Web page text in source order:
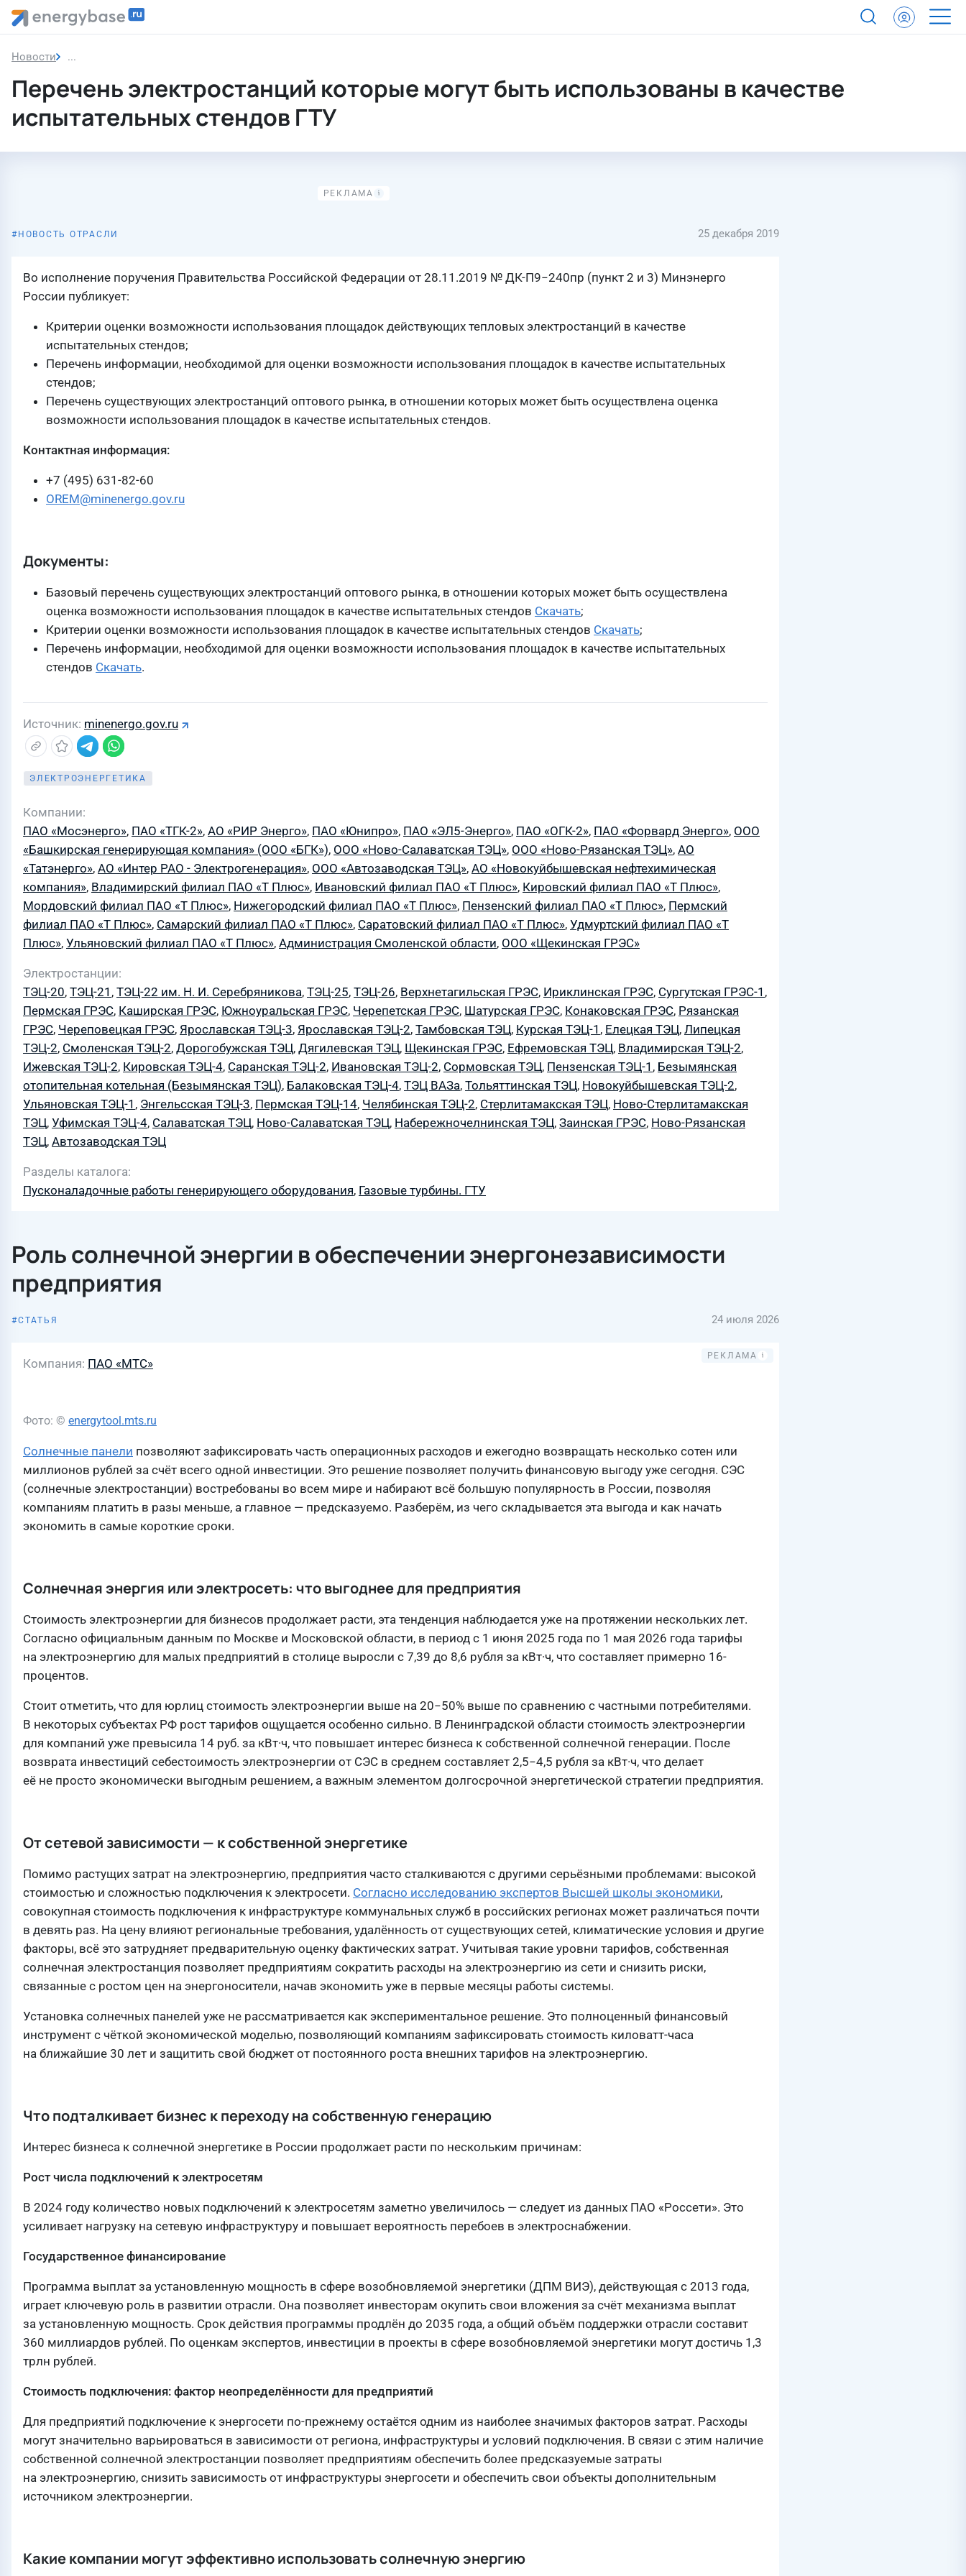
Новости Перечень электростанций которые могут быть использованы в качестве испытательных стендов ГТУ
Перечень электростанций которые могут быть использованы в качестве
испытательных стендов ГТУ
НОВОСТЬ ОТРАСЛИ 25 декабря 2019
Во исполнение поручения Правительства Российской Федерации от 28.11.2019 № ДК-П9−240пр (пункт 2 и 3) Минэнерго
России публикует:
Критерии оценки возможности использования площадок действующих тепловых электростанций в качестве
испытательных стендов;
Перечень информации, необходимой для оценки возможности использования площадок в качестве испытательных
стендов;
Перечень существующих электростанций оптового рынка, в отношении которых может быть осуществлена оценка
возможности использования площадок в качестве испытательных стендов.
Контактная информация:
+7 (495) 631-82-60
OREM@minenergo.gov.ru
Документы:
Базовый перечень существующих электростанций оптового рынка, в отношении которых может быть осуществлена
оценка возможности использования площадок в качестве испытательных стендов Скачать;
Критерии оценки возможности использования площадок в качестве испытательных стендов Скачать;
Перечень информации, необходимой для оценки возможности использования площадок в качестве испытательных
стендов Скачать.
Источник minenergo.gov.ru
ЭЛЕКТРОЭНЕРГЕТИКА
Компании
ПАО «Мосэнерго», ПАО «ТГК-2», АО «РИР Энерго», ПАО «Юнипро», ПАО «ЭЛ5-Энерго», ПАО «ОГК-2», ПАО «Форвард Энерго», ООО
«Башкирская генерирующая компания» (ООО «БГК»), ООО «Ново-Салаватская ТЭЦ», ООО «Ново-Рязанская ТЭЦ», АО
«Татэнерго», АО «Интер РАО - Электрогенерация», ООО «Автозаводская ТЭЦ», АО «Новокуйбышевская нефтехимическая
компания», Владимирский филиал ПАО «Т Плюс», Ивановский филиал ПАО «Т Плюс», Кировский филиал ПАО «Т Плюс»,
Мордовский филиал ПАО «Т Плюс», Нижегородский филиал ПАО «Т Плюс», Пензенский филиал ПАО «Т Плюс», Пермский
филиал ПАО «Т Плюс», Самарский филиал ПАО «Т Плюс», Саратовский филиал ПАО «Т Плюс», Удмуртский филиал ПАО «Т
Плюс», Ульяновский филиал ПАО «Т Плюс», Администрация Смоленской области, ООО «Щекинская ГРЭС»
Электростанции
ТЭЦ-20, ТЭЦ-21 , ТЭЦ-22 им. Н. И. Серебряникова, ТЭЦ-25, ТЭЦ-26, Верхнетагильская ГРЭС, Ириклинская ГРЭС, Сургутская ГРЭС-1 ,
Пермская ГРЭС, Каширская ГРЭС, Южноуральская ГРЭС, Черепетская ГРЭС, Шатурская ГРЭС, Конаковская ГРЭС, Рязанская
ГРЭС, Череповецкая ГРЭС, Ярославская ТЭЦ-3, Ярославская ТЭЦ-2, Тамбовская ТЭЦ, Курская ТЭЦ-1 , Елецкая ТЭЦ, Липецкая
ТЭЦ-2, Смоленская ТЭЦ-2, Дорогобужская ТЭЦ, Дягилевская ТЭЦ, Щекинская ГРЭС, Ефремовская ТЭЦ, Владимирская ТЭЦ-2,
Ижевская ТЭЦ-2, Кировская ТЭЦ-4, Саранская ТЭЦ-2, Ивановская ТЭЦ-2, Сормовская ТЭЦ, Пензенская ТЭЦ-1 , Безымянская
отопительная котельная (Безымянская ТЭЦ), Балаковская ТЭЦ-4, ТЭЦ ВАЗа, Тольяттинская ТЭЦ, Новокуйбышевская ТЭЦ-2,
Ульяновская ТЭЦ-1 , Энгельсская ТЭЦ-3, Пермская ТЭЦ-14, Челябинская ТЭЦ-2, Стерлитамакская ТЭЦ, Ново-Стерлитамакская
ТЭЦ, Уфимская ТЭЦ-4, Салаватская ТЭЦ, Ново-Салаватская ТЭЦ, Набережночелнинская ТЭЦ, Заинская ГРЭС, Ново-Рязанская
ТЭЦ, Автозаводская ТЭЦ
Разделы каталога
Пусконаладочные работы генерирующего оборудования, Газовые турбины. ГТУ
Роль солнечной энергии в обеспечении энергонезависимости
предприятия
СТАТЬЯ 24 июля 2026
Компания ПАО «МТС»
Фото: © energytool.mts.ru
Солнечные панели позволяют зафиксировать часть операционных расходов и ежегодно возвращать несколько сотен или
миллионов рублей за счёт всего одной инвестиции. Это решение позволяет получить финансовую выгоду уже сегодня. СЭС
(солнечные электростанции) востребованы во всем мире и набирают всё большую популярность в России, позволяя
компаниям платить в разы меньше, а главное — предсказуемо. Разберём, из чего складывается эта выгода и как начать
экономить в самые короткие сроки.
Солнечная энергия или электросеть: что выгоднее для предприятия
Стоимость электроэнергии для бизнесов продолжает расти, эта тенденция наблюдается уже на протяжении нескольких лет.
Согласно официальным данным по Москве и Московской области, в период с 1 июня 2025 года по 1 мая 2026 года тарифы
на электроэнергию для малых предприятий в столице выросли с 7,39 до 8,6 рубля за кВт·ч, что составляет примерно 16-
процентов.
Стоит отметить, что для юрлиц стоимость электроэнергии выше на 20−50% выше по сравнению с частными потребителями.
В некоторых субъектах РФ рост тарифов ощущается особенно сильно. В Ленинградской области стоимость электроэнергии
для компаний уже превысила 14 руб. за кВт·ч, что повышает интерес бизнеса к собственной солнечной генерации. После
возврата инвестиций себестоимость электроэнергии от СЭС в среднем составляет 2,5−4,5 рубля за кВт·ч, что делает
её не просто экономически выгодным решением, а важным элементом долгосрочной энергетической стратегии предприятия.
От сетевой зависимости — к собственной энергетике
Помимо растущих затрат на электроэнергию, предприятия часто сталкиваются с другими серьёзными проблемами: высокой
стоимостью и сложностью подключения к электросети. Согласно исследованию экспертов Высшей школы экономики,
совокупная стоимость подключения к инфраструктуре коммунальных служб в российских регионах может различаться почти
в девять раз. На цену влияют региональные требования, удалённость от существующих сетей, климатические условия и другие
факторы, всё это затрудняет предварительную оценку фактических затрат. Учитывая такие уровни тарифов, собственная
солнечная электростанция позволяет предприятиям сократить расходы на электроэнергию из сети и снизить риски,
связанные с ростом цен на энергоносители, начав экономить уже в первые месяцы работы системы.
Установка солнечных панелей уже не рассматривается как экспериментальное решение. Это полноценный финансовый
инструмент с чёткой экономической моделью, позволяющий компаниям зафиксировать стоимость киловатт-часа
на ближайшие 30 лет и защитить свой бюджет от постоянного роста внешних тарифов на электроэнергию.
Что подталкивает бизнес к переходу на собственную генерацию
Интерес бизнеса к солнечной энергетике в России продолжает расти по нескольким причинам:
Рост числа подключений к электросетям
В 2024 году количество новых подключений к электросетям заметно увеличилось — следует из данных ПАО «Россети». Это
усиливает нагрузку на сетевую инфраструктуру и повышает вероятность перебоев в электроснабжении.
Государственное финансирование
Программа выплат за установленную мощность в сфере возобновляемой энергетики (ДПМ ВИЭ), действующая с 2013 года,
играет ключевую роль в развитии отрасли. Она позволяет инвесторам окупить свои вложения за счёт механизма выплат
за установленную мощность. Срок действия программы продлён до 2035 года, а общий объём поддержки отрасли составит
360 миллиардов рублей. По оценкам экспертов, инвестиции в проекты в сфере возобновляемой энергетики могут достичь 1,3
трлн рублей.
Стоимость подключения: фактор неопределённости для предприятий
Для предприятий подключение к энергосети по-прежнему остаётся одним из наиболее значимых факторов затрат. Расходы
могут значительно варьироваться в зависимости от региона, инфраструктуры и условий подключения. В связи с этим наличие
собственной солнечной электростанции позволяет предприятиям обеспечить более предсказуемые затраты
на электроэнергию, снизить зависимость от инфраструктуры энергосети и обеспечить свои объекты дополнительным
источником электроэнергии.
Какие компании могут эффективно использовать солнечную энергию